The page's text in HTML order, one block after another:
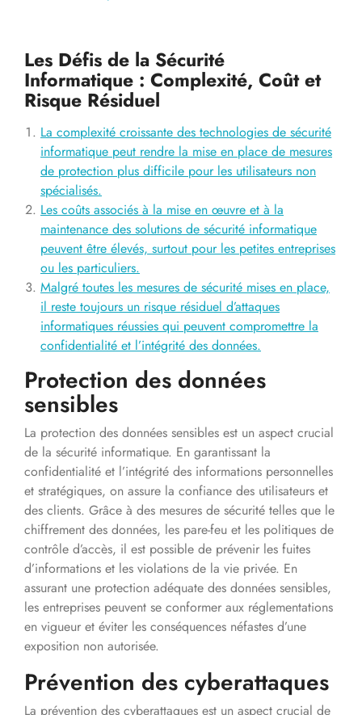
Les Défis de la Sécurité
Informatique : Complexité, Coût et
Risque Résiduel
La complexité croissante des technologies de sécurité
informatique peut rendre la mise en place de mesures
de protection plus difficile pour les utilisateurs non
spécialisés.
Les coûts associés à la mise en œuvre et à la
maintenance des solutions de sécurité informatique
peuvent être élevés, surtout pour les petites entreprises
ou les particuliers.
Malgré toutes les mesures de sécurité mises en place,
il reste toujours un risque résiduel d’attaques
informatiques réussies qui peuvent compromettre la
confidentialité et l’intégrité des données.
Protection des données
sensibles
La protection des données sensibles est un aspect crucial
de la sécurité informatique. En garantissant la
confidentialité et l’intégrité des informations personnelles
et stratégiques, on assure la confiance des utilisateurs et
des clients. Grâce à des mesures de sécurité telles que le
chiffrement des données, les pare-feu et les politiques de
contrôle d’accès, il est possible de prévenir les fuites
d’informations et les violations de la vie privée. En
assurant une protection adéquate des données sensibles,
les entreprises peuvent se conformer aux réglementations
en vigueur et éviter les conséquences néfastes d’une
exposition non autorisée.
Prévention des cyberattaques
La prévention des cyberattaques est un aspect crucial de